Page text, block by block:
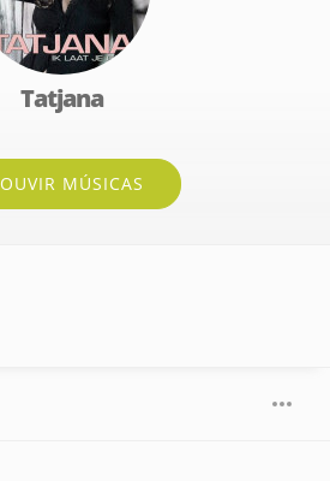
Tatjana
OUVIR MÚSICAS